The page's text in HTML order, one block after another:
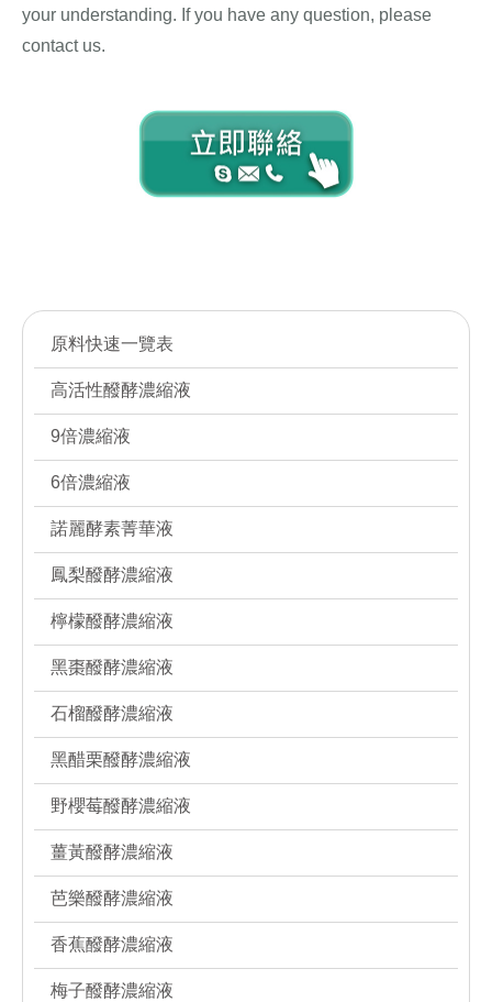
your understanding. If you have any question, please
contact us.
原料快速一覽表
高活性醱酵濃縮液
9倍濃縮液
6倍濃縮液
諾麗酵素菁華液
鳳梨醱酵濃縮液
檸檬醱酵濃縮液
黑棗醱酵濃縮液
石榴醱酵濃縮液
黑醋栗醱酵濃縮液
野櫻莓醱酵濃縮液
薑黃醱酵濃縮液
芭樂醱酵濃縮液
香蕉醱酵濃縮液
梅子醱酵濃縮液